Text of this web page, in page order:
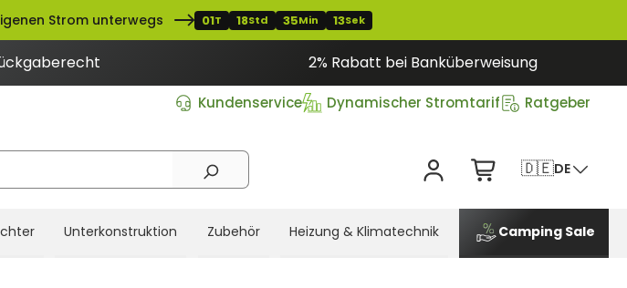
Strom unterwegs 01T 18Std 35Min 12Sek
2% Rabatt bei Banküberweisung
Kundenservice Dynamischer Stromtarif Ratgeber
🇩🇪DE
Unterkonstruktion Zubehör Heizung & Klimatechnik Camping Sale